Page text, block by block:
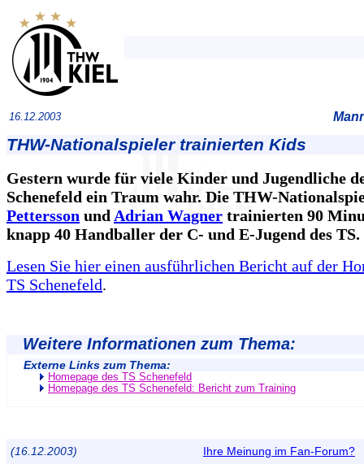
16.12.2003
THW-Nationalspieler trainierten Kids
Gestern wurde für viele Kinder und Jugendliche
Schenefeld ein Traum wahr. Die THW-
Pettersson und Adrian Wagner trainierten 90
knapp 40 Handballer der C- und E-Jugend des TS.
Lesen Sie hier einen ausführlichen Bericht auf der
TS Schenefeld.
Weitere Informationen zum Thema:
Externe Links zum Thema:
Homepage des TS Schenefeld
Homepage des TS Schenefeld: Bericht zum Training
(16.12.2003) Ihre Meinung im Fan-Forum?